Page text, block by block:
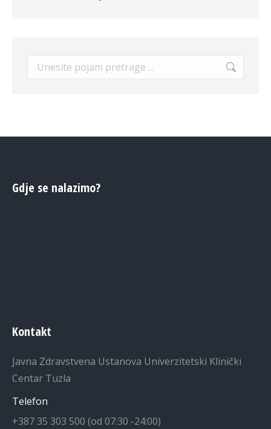
Search:
Gdje se nalazimo?
Kontakt
Javna Zdravstvena Ustanova Univerzitetski Klinički
Centar Tuzla
Telefon
+387 35 303 500 (od 07:30 -24:00)